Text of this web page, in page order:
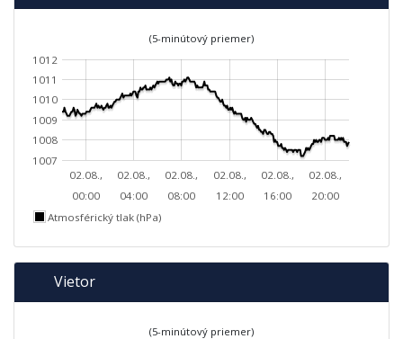
(5-minútový priemer)
02.08.,
00:00
02.08.,
04:00
02.08.,
08:00
02.08.,
12:00
02.08.,
16:00
02.08.,
20:00
1007
1008
1009
1010
1011
1012
Atmosférický tlak (hPa)
Vietor
(5-minútový priemer)